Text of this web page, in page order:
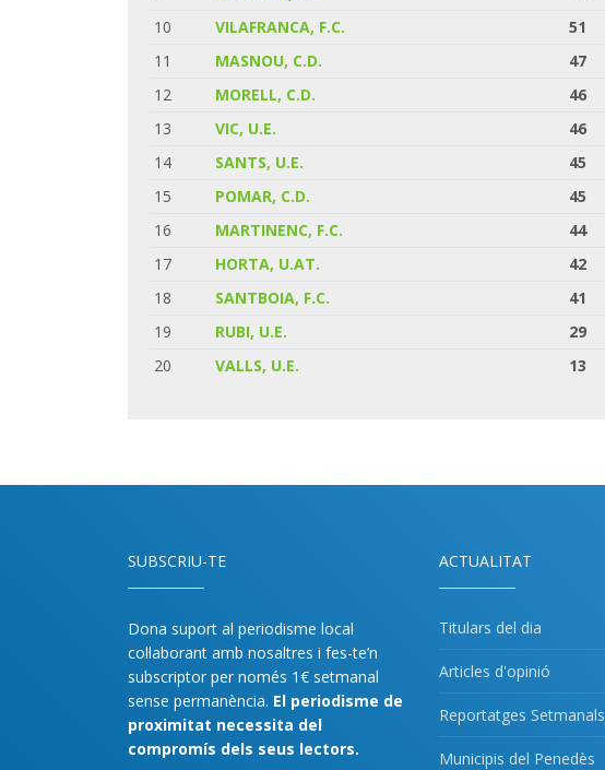
10
VILAFRANCA, F.C. 51
11
MASNOU, C.D. 47
12
MORELL, C.D. 46
13
VIC, U.E. 46
14
SANTS, U.E. 45
15
POMAR, C.D. 45
16
MARTINENC, F.C. 44
17
HORTA, U.AT. 42
18
SANTBOIA, F.C. 41
19
RUBI, U.E. 29
20
VALLS, U.E. 13
SUBSCRIU-TE
Dona suport al periodisme local
col·laborant amb nosaltres i fes-te’n
subscriptor per només 1€ setmanal
sense permanència. El periodisme de
proximitat necessita del
compromís dels seus lectors.
ACTUALITAT
Titulars del dia
Articles d'opinió
Reportatges Setmanals
Municipis del Penedès